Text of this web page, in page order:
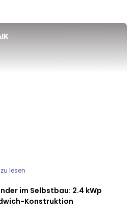
lesen
im Selbstbau: 2.4 kWp
Konstruktion